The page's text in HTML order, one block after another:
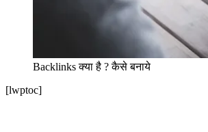
Backlinks क्या है ? कैसे बनाये
[lwptoc]